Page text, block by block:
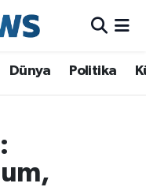
Dünya Politika